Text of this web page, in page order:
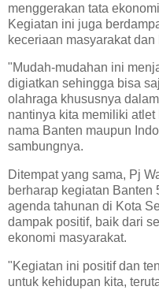
menggerakan tata
Kegiatan ini juga
keceriaan masyarakat
"Mudah-mudahan ini
digiatkan sehingga bisa
olahraga khususnya
nantinya kita memiliki
nama Banten maupun
sambungnya.
Ditempat yang sama, Pj
berharap kegiatan Banten
agenda tahunan di Kota
dampak positif, baik dari
ekonomi masyarakat.
"Kegiatan ini positif dan
untuk kehidupan kita,